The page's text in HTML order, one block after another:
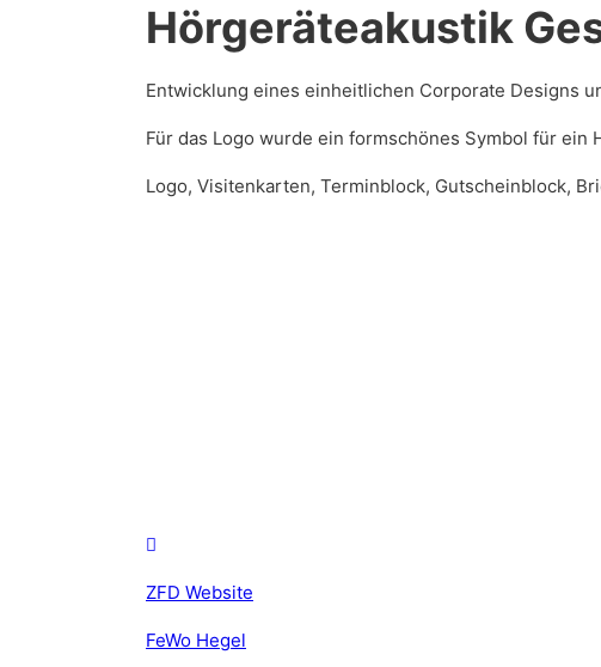
Hörgeräteakustik
Entwicklung eines einheitlichen Corporate Designs
Für das Logo wurde ein formschönes Symbol für
Logo, Visitenkarten, Terminblock, Gutscheinblock,
ZFD Website
FeWo Hegel